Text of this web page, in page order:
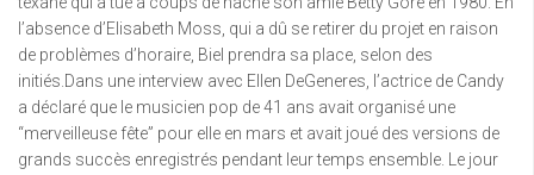
l’absence d’Elisabeth Moss, qui a dû se retirer du projet en raison
de problèmes d’horaire, Biel prendra sa place, selon des
initiés.Dans une interview avec Ellen DeGeneres, l’actrice de Candy
a déclaré que le musicien pop de 41 ans avait organisé une
“merveilleuse fête” pour elle en mars et avait joué des versions de
grands succès enregistrés pendant leur temps ensemble. Le jour